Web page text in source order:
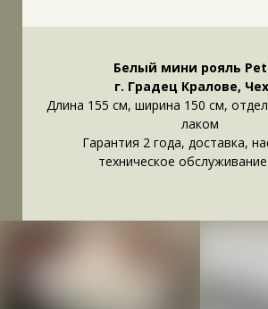
Белый мини рояль
г. Градец Кралове,
Длина 155 см, ширина 150 см,
лаком
Гарантия 2 года, доставка,
техническое